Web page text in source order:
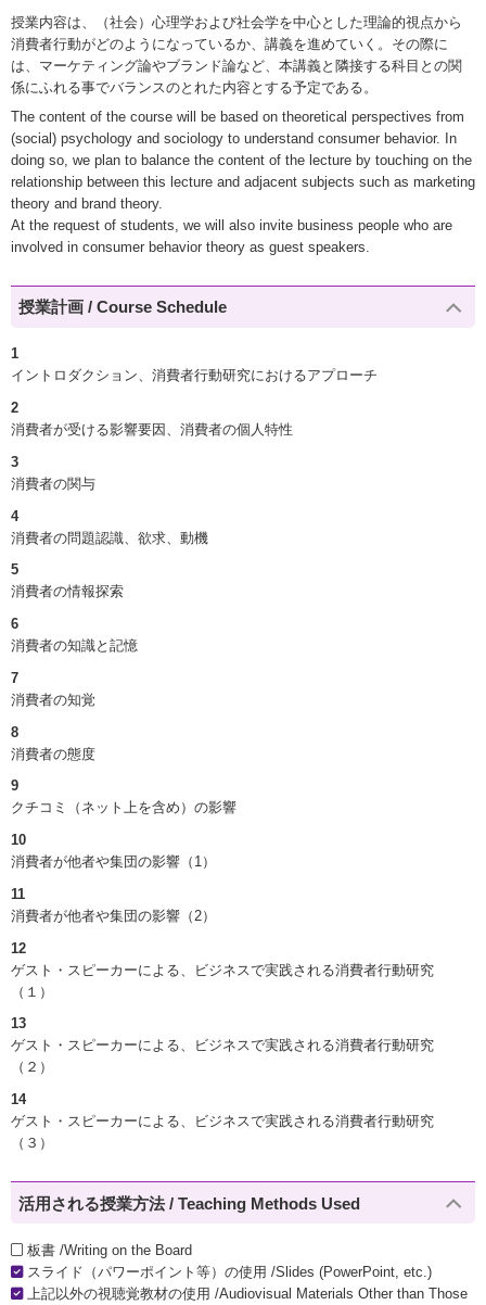
授業内容は、（社会）心理学および社会学を中心とした理論的視点から
消費者行動がどのようになっているか、講義を進めていく。その際に
は、マーケティング論やブランド論など、本講義と隣接する科目との関
係にふれる事でバランスのとれた内容とする予定である。
The content of the course will be based on theoretical perspectives from
(social) psychology and sociology to understand consumer behavior. In
doing so, we plan to balance the content of the lecture by touching on the
relationship between this lecture and adjacent subjects such as marketing
theory and brand theory.
At the request of students, we will also invite business people who are
involved in consumer behavior theory as guest speakers.
授業計画 / Course Schedule
1
イントロダクション、消費者行動研究におけるアプローチ
2
消費者が受ける影響要因、消費者の個人特性
3
消費者の関与
4
消費者の問題認識、欲求、動機
5
消費者の情報探索
6
消費者の知識と記憶
7
消費者の知覚
8
消費者の態度
9
クチコミ（ネット上を含め）の影響
10
消費者が他者や集団の影響（1）
11
消費者が他者や集団の影響（2）
12
ゲスト・スピーカーによる、ビジネスで実践される消費者行動研究
（１）
13
ゲスト・スピーカーによる、ビジネスで実践される消費者行動研究
（２）
14
ゲスト・スピーカーによる、ビジネスで実践される消費者行動研究
（３）
活用される授業方法 / Teaching Methods Used
板書 /Writing on the Board
スライド（パワーポイント等）の使用 /Slides (PowerPoint, etc.)
上記以外の視聴覚教材の使用 /Audiovisual Materials Other than Those